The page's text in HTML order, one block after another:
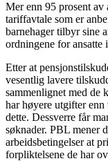
Mer enn 95 prosent av
tariffavtale som er
barnehager tilbyr sine
ordningene for ansatte
Etter at
vesentlig lavere
sammenlignet med de
har høyere utgifter
dette. Dessverre får
søknader. PBL mener
arbeidsbetingelser at
forpliktelsene de har